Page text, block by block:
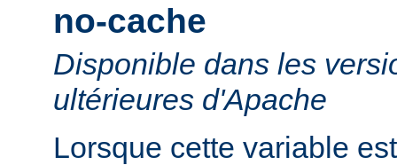
no-cache
Disponible dans les
ultérieures d'Apache
Lorsque cette variable